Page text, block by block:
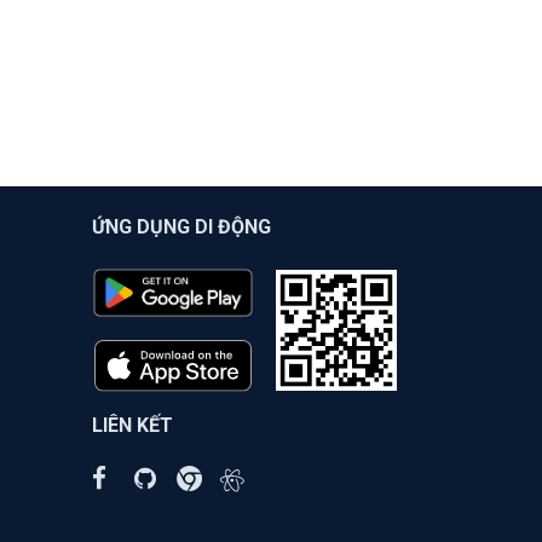
ỨNG DỤNG DI ĐỘNG
LIÊN KẾT